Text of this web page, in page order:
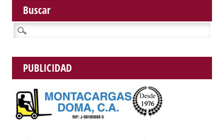
Buscar
Buscar:
PUBLICIDAD